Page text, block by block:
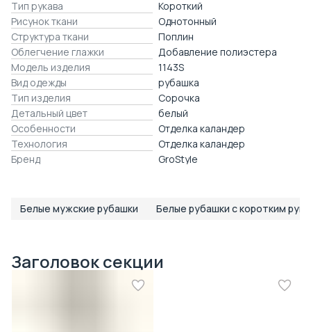
Тип рукава
Короткий
Рисунок ткани
Однотонный
Структура ткани
Поплин
Облегчение глажки
Добавление полиэстера
Модель изделия
1143S
Вид одежды
рубашка
Тип изделия
Сорочка
Детальный цвет
белый
Особенности
Отделка каландер
Технология
Отделка каландер
Бренд
GroStyle
Белые мужские рубашки Белые рубашки с коротким
Заголовок секции